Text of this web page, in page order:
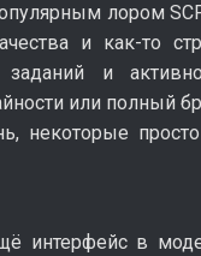
лором
и как-то
и
или полный
некоторые
интерфейс в